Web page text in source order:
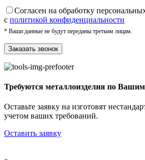
Cогласен на обработку
с политикой конфиденциальности
* Ваши данные не будут переданы третьим лицам.
Требуются металлоизделия по Вашим
Оставьте заявку на изготовят
учетом ваших требований.
Оставить заявку